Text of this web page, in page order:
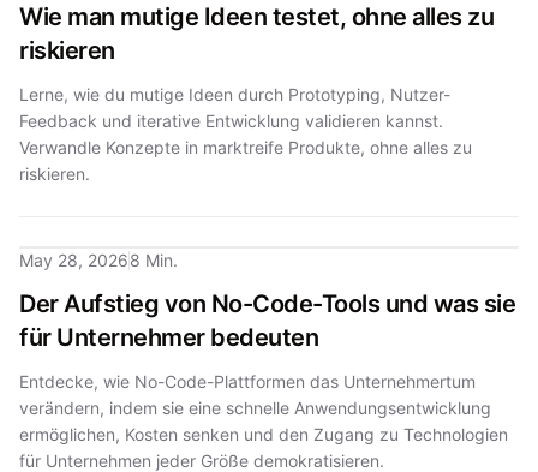
Wie man mutige Ideen testet, ohne alles zu
riskieren
Lerne, wie du mutige Ideen durch Prototyping, Nutzer-
Feedback und iterative Entwicklung validieren kannst.
Verwandle Konzepte in marktreife Produkte, ohne alles zu
riskieren.
May 28, 20268 Min.
Der Aufstieg von No-Code-Tools und was sie
für Unternehmer bedeuten
Entdecke, wie No-Code-Plattformen das Unternehmertum
verändern, indem sie eine schnelle Anwendungsentwicklung
ermöglichen, Kosten senken und den Zugang zu Technologien
für Unternehmen jeder Größe demokratisieren.